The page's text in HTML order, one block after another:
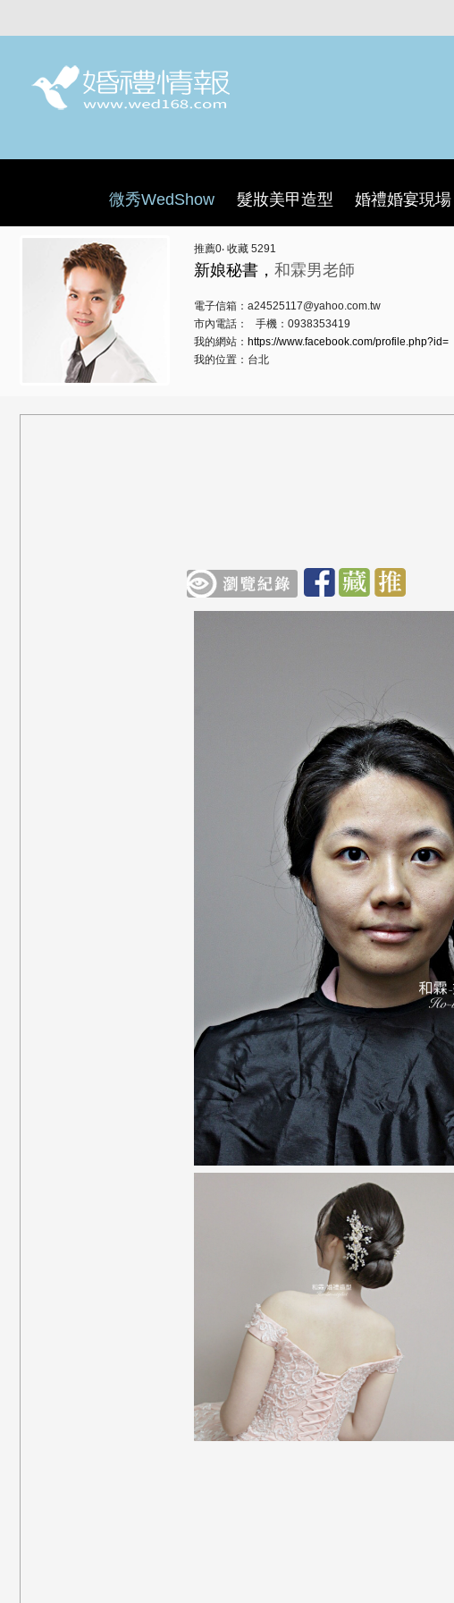
微秀WedShow 髮妝美甲造型 婚禮婚宴現場
推薦0‧ 收藏 5291
新娘秘書， 和霖男老師
電子信箱：a24525117@yahoo.com.tw
市內電話： 手機：0938353419
我的網站： https://www.facebook.com/profile.php?id=
我的位置：台北